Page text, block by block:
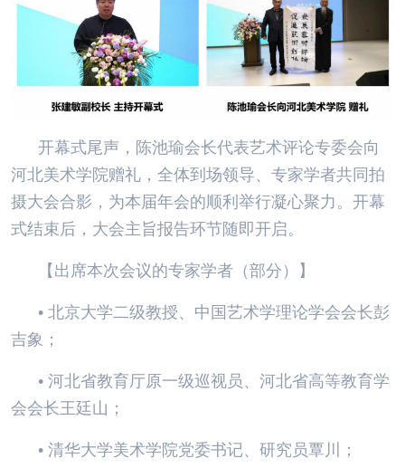
开幕式尾声，陈池瑜会长代表艺术评论专委会向
河北美术学院赠礼，全体到场领导、专家学者共同拍
摄大会合影，为本届年会的顺利举行凝心聚力。开幕
式结束后，大会主旨报告环节随即开启。
【出席本次会议的专家学者（部分）】
• 北京大学二级教授、中国艺术学理论学会会长彭
吉象；
• 河北省教育厅原一级巡视员、河北省高等教育学
会会长王廷山；
• 清华大学美术学院党委书记、研究员覃川；